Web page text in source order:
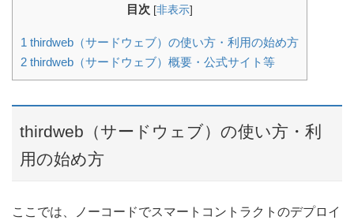
目次 [非表示]
1 thirdweb（サードウェブ）の使い方・利用の始め方
2 thirdweb（サードウェブ）概要・公式サイト等
thirdweb（サードウェブ）の使い方・利
用の始め方
ここでは、ノーコードでスマートコントラクトのデプロイ